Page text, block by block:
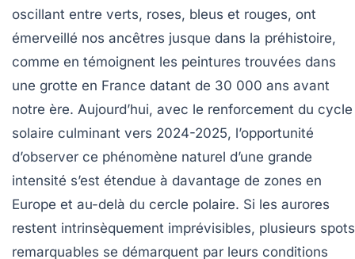
oscillant entre verts, roses, bleus et rouges, ont
émerveillé nos ancêtres jusque dans la préhistoire,
comme en témoignent les peintures trouvées dans
une grotte en France datant de 30 000 ans avant
notre ère. Aujourd’hui, avec le renforcement du cycle
solaire culminant vers 2024-2025, l’opportunité
d’observer ce phénomène naturel d’une grande
intensité s’est étendue à davantage de zones en
Europe et au-delà du cercle polaire. Si les aurores
restent intrinsèquement imprévisibles, plusieurs spots
remarquables se démarquent par leurs conditions